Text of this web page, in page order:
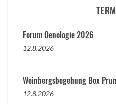
Forum Oenologie 2026
12.8.2026
Weinbergsbegehung Box
12.8.2026